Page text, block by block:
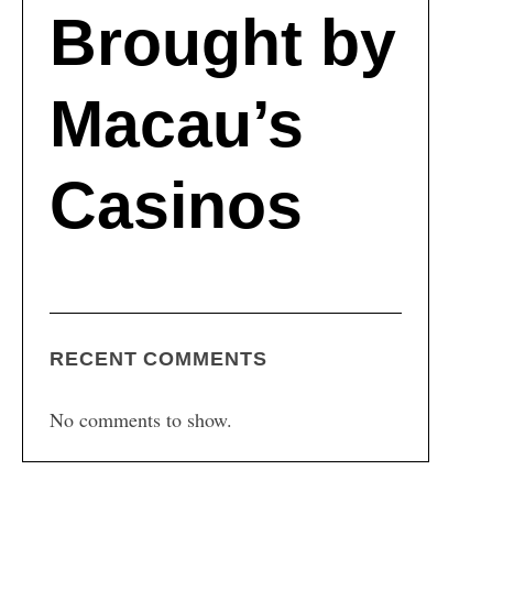
Brought by
Macau’s
Casinos
RECENT COMMENTS
No comments to show.